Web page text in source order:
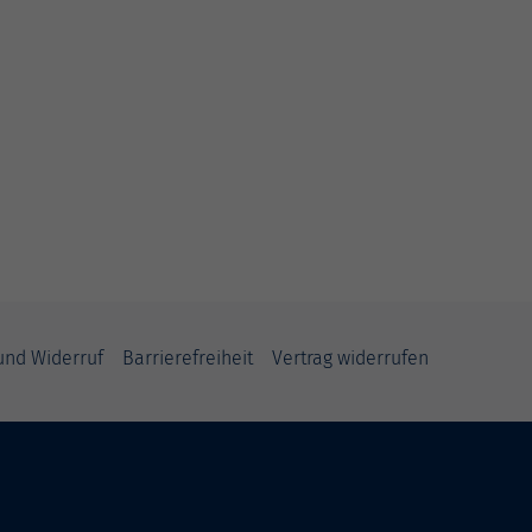
Widerruf Barrierefreiheit Vertrag widerrufen